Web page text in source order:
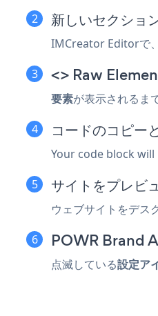
新しいセクショ
IMCreator Editorで
<> Raw
要素が表示されるま
コードのコピー
Your code block
サイトをプレビ
ウェブサイトをデス
POWR Brand
点滅している設定ア